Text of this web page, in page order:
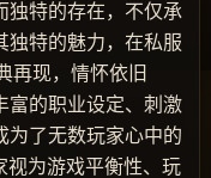
独特的存在，不仅承
独特的魅力，在私服
再现，情怀依旧
富的职业设定、刺激
为了无数玩家心中的
视为游戏平衡性、玩